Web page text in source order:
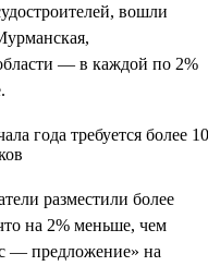
вошли
— в каждой по 2%
разместили более
на 2% меньше, чем
— предложение» на